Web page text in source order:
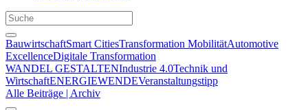
BauwirtschaftSmart CitiesTransformation MobilitätAutomotive
ExcellenceDigitale Transformation
WANDEL GESTALTENIndustrie 4.0Technik und
WirtschaftENERGIEWENDEVeranstaltungstipp
Alle Beiträge | Archiv